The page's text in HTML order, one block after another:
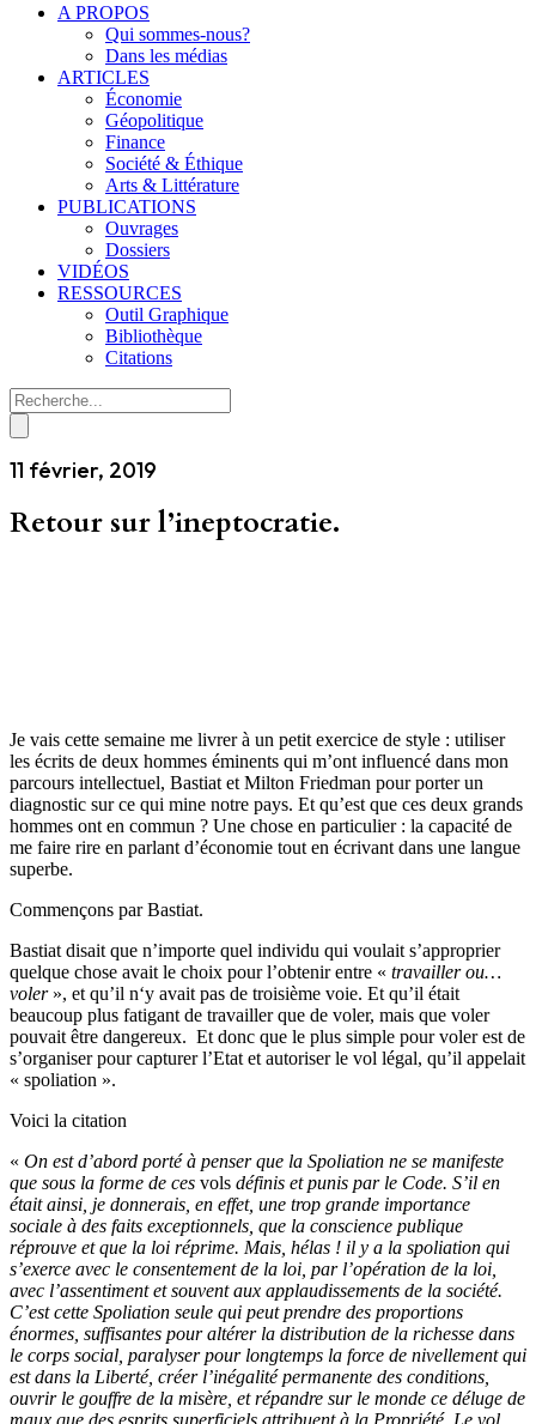
A PROPOS
Qui sommes-nous?
Dans les médias
ARTICLES
Économie
Géopolitique
Finance
Société & Éthique
Arts & Littérature
PUBLICATIONS
Ouvrages
Dossiers
VIDÉOS
RESSOURCES
Outil Graphique
Bibliothèque
Citations
11 février, 2019
Retour sur l’ineptocratie.
Je vais cette semaine me livrer à un petit exercice de style : utiliser
les écrits de deux hommes éminents qui m’ont influencé dans mon
parcours intellectuel, Bastiat et Milton Friedman pour porter un
diagnostic sur ce qui mine notre pays. Et qu’est que ces deux grands
hommes ont en commun ? Une chose en particulier : la capacité de
me faire rire en parlant d’économie tout en écrivant dans une langue
superbe.
Commençons par Bastiat.
Bastiat disait que n’importe quel individu qui voulait s’approprier
quelque chose avait le choix pour l’obtenir entre « travailler ou…
voler», et qu’il n‘y avait pas de troisième voie. Et qu’il était
beaucoup plus fatigant de travailler que de voler, mais que voler
pouvait être dangereux. Et donc que le plus simple pour voler est de
s’organiser pour capturer l’Etat et autoriser le vol légal, qu’il appelait
« spoliation ».
Voici la citation
« On est d’abord porté à penser que la Spoliation ne se manifeste
que sous la forme de ces vols définis et punis par le Code. S’il en
était ainsi, je donnerais, en effet, une trop grande importance
sociale à des faits exceptionnels, que la conscience publique
réprouve et que la loi réprime. Mais, hélas ! il y a la spoliation qui
s’exerce avec le consentement de la loi, par l’opération de la loi,
avec l’assentiment et souvent aux applaudissements de la société.
C’est cette Spoliation seule qui peut prendre des proportions
énormes, suffisantes pour altérer la distribution de la richesse dans
le corps social, paralyser pour longtemps la force de nivellement qui
est dans la Liberté, créer l’inégalité permanente des conditions,
ouvrir le gouffre de la misère, et répandre sur le monde ce déluge de
maux que des esprits superficiels attribuent à la Propriété. Le vol